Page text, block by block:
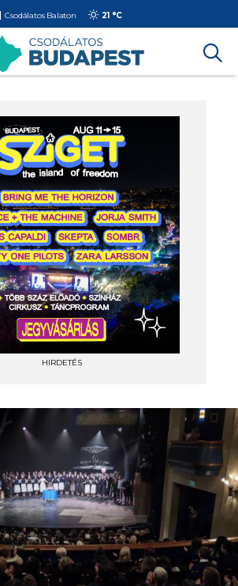
Csodálatos Balaton 21 °C
HIRDETÉS